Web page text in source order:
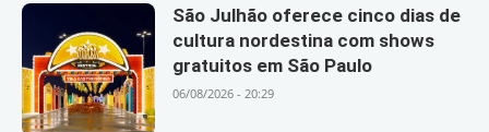
São Julhão oferece cinco dias de
cultura nordestina com shows
gratuitos em São Paulo
06/08/2026 - 20:29